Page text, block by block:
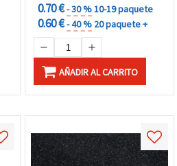
0.70 €- 30 %10-19 paquete
0.60 €- 40 % 20 paquete +
AÑADIR AL CARRITO